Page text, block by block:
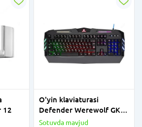
12
O'yin klaviaturasi
Defender Werewolf GK-
120DL
Sotuvda mavjud